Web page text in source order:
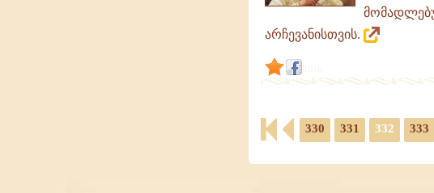
არჩევანისთვის.
330 331 332 333